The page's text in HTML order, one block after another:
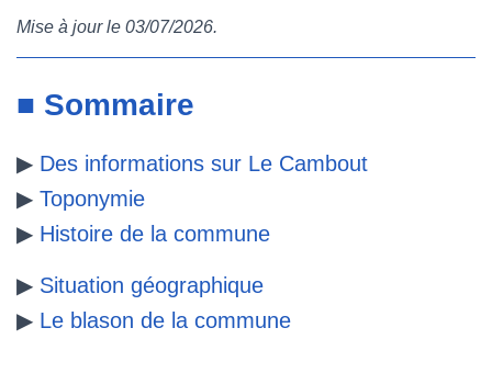
b
o
k
t
r
e
e
s
Mise à jour le 03/07/2026.
■ Sommaire
▶ Des informations sur Le Cambout
▶ Toponymie
▶ Histoire de la commune
▶ Situation géographique
▶ Le blason de la commune